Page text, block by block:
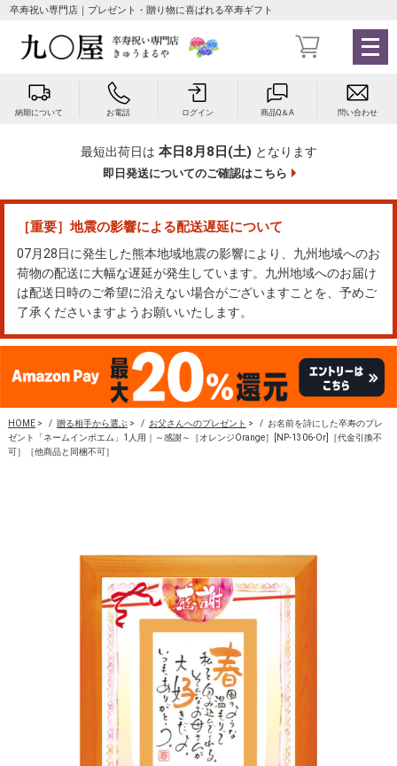
メ
ニ
ー
を
卒寿祝い専門店｜プレゼント・贈り物に喜ばれる卒寿ギフト
納期について お電話 ログイン 商品Q＆A 問い合わせ
最短出荷日は 本日8月8日(土) となります
即日発送についてのご確認はこちら
［重要］地震の影響による配送遅延について
07月28日に発生した熊本地域地震の影響により、九州地域へのお
荷物の配送に大幅な遅延が発生しています。九州地域へのお届け
は配送日時のご希望に沿えない場合がございますことを、予めご
了承くださいますようお願いいたします。
HOME> 贈る相手から選ぶ> お父さんへのプレゼント >
お名前を詩にした卒寿のプレ
ゼント「ネームインポエム」1人用｜～感謝～［オレンジOrange］[NP-1306-Or]［代金引換不
可］［他商品と同梱不可］